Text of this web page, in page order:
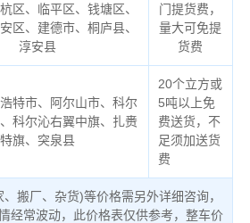
区、临平区、钱塘区、
区、建德市、桐庐县、
淳安县
门提货费，
量大可免提
货费
特市、阿尔山市、科尔
科尔沁右翼中旗、扎赉
特旗、突泉县
20个立方或
5吨以上免
费送货，不
足须加送货
费
搬厂、杂货)等价格需另外详细咨询，
经常波动，此价格表仅供参考，整车价